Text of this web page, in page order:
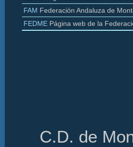
FAM Federación Andaluza de
FEDME Página web de la
C.D. de